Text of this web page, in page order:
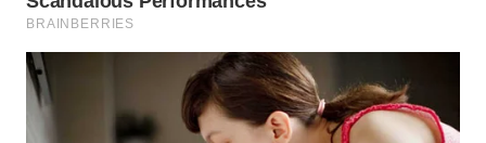
WN
TAPANULI
TENGAH